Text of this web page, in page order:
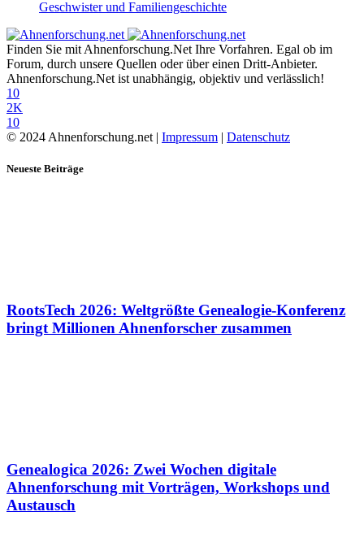
Geschwister und Familiengeschichte
Finden Sie mit Ahnenforschung.Net Ihre Vorfahren. Egal ob im
Forum, durch unsere Quellen oder über einen Dritt-Anbieter.
Ahnenforschung.Net ist unabhängig, objektiv und verlässlich!
10
2K
10
© 2024 Ahnenforschung.net | Impressum | Datenschutz
Neueste Beiträge
RootsTech 2026: Weltgrößte Genealogie-Konferenz
bringt Millionen Ahnenforscher zusammen
Genealogica 2026: Zwei Wochen digitale
Ahnenforschung mit Vorträgen, Workshops und
Austausch